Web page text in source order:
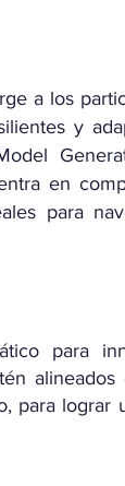
a los
y
en
para
para
alineados
para lograr